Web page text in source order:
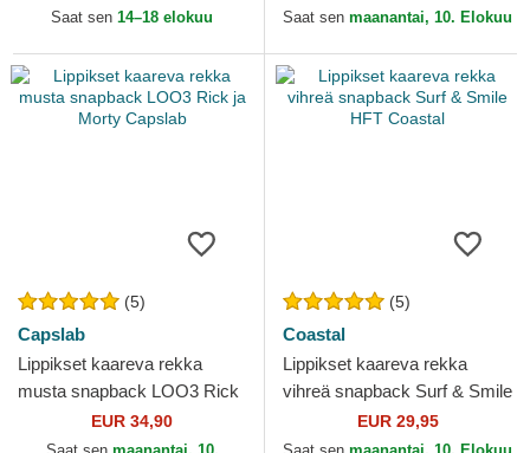
Capslab
Saat sen 14–18 elokuu Saat sen maanantai, 10. Elokuu
(5)
Capslab
Lippikset kaareva rekka
musta snapback LOO3 Rick
ja Morty Capslab
EUR 34,90
(5)
Coastal
Lippikset kaareva rekka
vihreä snapback Surf & Smile
HFT CoastalEUR 29,95